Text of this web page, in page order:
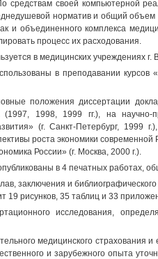
средствам своей компьютерной
норматив и общий
и объединенного комплекса
процесс их расходования.
в медицинских учреждениях г.
в преподавании курсов
положения диссертации
1998, 1999 гг.), на научно-
(г. Санкт-Петербург, 1999
роста экономики современной
России» (г. Москва, 2000 г.).
в 4 печатных работах,
заключения и
19 рисунков, 35 таблиц и 33
исследования,
медицинского страхования
и зарубежного опыта